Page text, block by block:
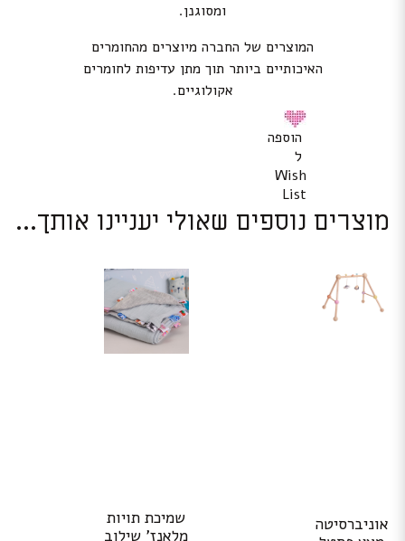
ומסוגנן.
המוצרים של החברה מיוצרים מהחומרים
האיכותיים ביותר תוך מתן עדיפות לחומרים
אקולוגיים.
הוספה
ל
Wish
List
מוצרים נוספים שאולי יעניינו אותך...
אוניברסיטה
שמיכת תויות
מלאנז’ שילוב